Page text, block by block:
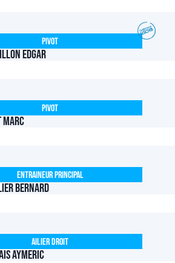
Edgar
Pivot
Marc
Pivot
Bernard
Entraineur Principal
Aymeric
Ailier Droit